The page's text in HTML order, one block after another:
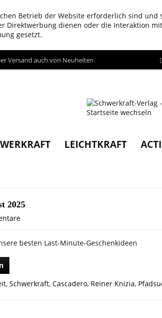
Betrieb der Website erforderlich sind und
Direktwerbung dienen oder die Interaktion
gesetzt.
Versand auch von Neuheiten
LEICHTKRAFT
2025
besten Last-Minute-Geschenkideen
, Schwerkraft, Cascadero, Reiner Knizia,